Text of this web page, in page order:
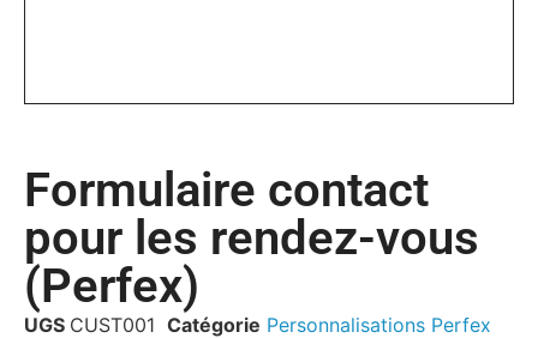
Formulaire contact
pour les rendez-vous
(Perfex)
UGS CUST001 Catégorie Personnalisations Perfex